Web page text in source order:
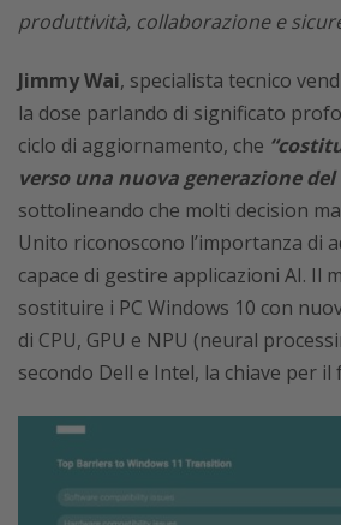
produttività, collaborazione e
Jimmy Wai, specialista tecnico
la dose parlando di significato
ciclo di aggiornamento, che
verso una nuova generazione
sottolineando che molti decision
Unito riconoscono l’importanza di
capace di gestire applicazioni AI. Il
sostituire i PC Windows 10 con
di CPU, GPU e NPU (neural
secondo Dell e Intel, la chiave per il